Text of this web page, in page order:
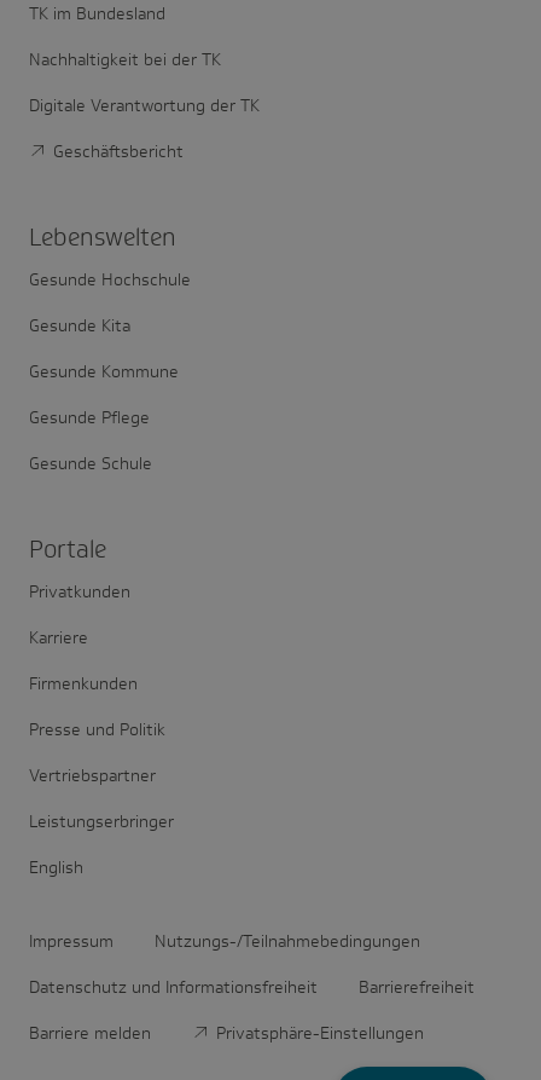
TK im Bundesland
Nachhaltigkeit bei der TK
Digitale Verantwortung der TK
Geschäftsbericht
Lebens­welten
Gesunde Hochschule
Gesunde Kita
Gesunde Kommune
Gesunde Pflege
Gesunde Schule
Portale
Privatkunden
Karriere
Firmenkunden
Presse und Politik
Vertriebspartner
Leistungserbringer
English
Impressum Nutzungs-/Teilnahmebedingungen
Datenschutz und Informationsfreiheit Barrierefreiheit
Barriere melden Privatsphäre-Einstellungen